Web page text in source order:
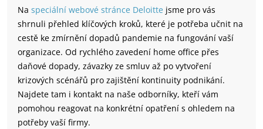
Na speciální webové stránce Deloitte jsme pro vás
shrnuli přehled klíčových kroků, které je potřeba učnit na
cestě ke zmírnění dopadů pandemie na fungování vaší
organizace. Od rychlého zavedení home office přes
daňové dopady, závazky ze smluv až po vytvoření
krizových scénářů pro zajištění kontinuity podnikání.
Najdete tam i kontakt na naše odborníky, kteří vám
pomohou reagovat na konkrétní opatření s ohledem na
potřeby vaší firmy.